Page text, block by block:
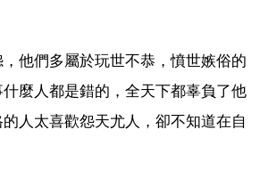
他們多屬於玩世不恭，憤世嫉俗的
麼人都是錯的，全天下都辜負了他
的人太喜歡怨天尤人，卻不知道在自